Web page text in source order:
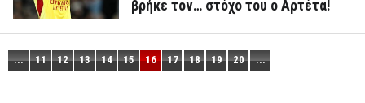
βρήκε τον… στόχο του ο Αρτέτα!
... 11 12 13 14 15 16 17 18 19 20 ...